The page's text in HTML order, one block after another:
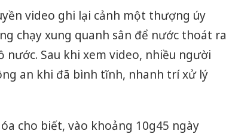
video ghi lại cảnh một thượng úy
chạy xung quanh sân để nước thoát ra
Sau khi xem video, nhiều người
an khi đã bình tĩnh, nhanh trí xử lý
cho biết, vào khoảng 10g45 ngày